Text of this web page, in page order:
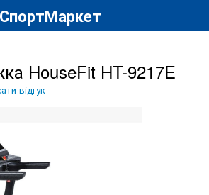
СпортМаркет
HouseFit HT-9217E
відгук